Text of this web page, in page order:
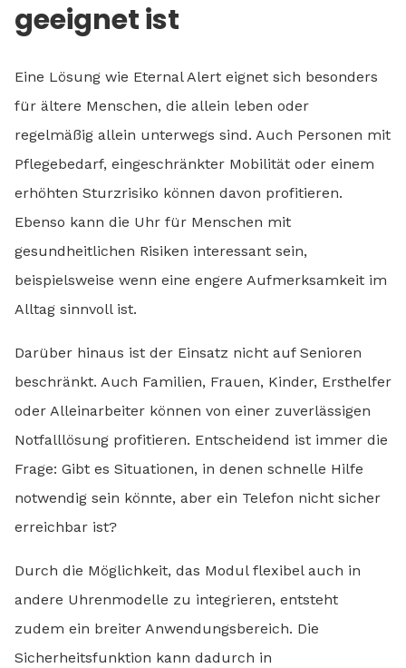
geeignet ist
Eine Lösung wie Eternal Alert eignet sich besonders
für ältere Menschen, die allein leben oder
regelmäßig allein unterwegs sind. Auch Personen mit
Pflegebedarf, eingeschränkter Mobilität oder einem
erhöhten Sturzrisiko können davon profitieren.
Ebenso kann die Uhr für Menschen mit
gesundheitlichen Risiken interessant sein,
beispielsweise wenn eine engere Aufmerksamkeit im
Alltag sinnvoll ist.
Darüber hinaus ist der Einsatz nicht auf Senioren
beschränkt. Auch Familien, Frauen, Kinder, Ersthelfer
oder Alleinarbeiter können von einer zuverlässigen
Notfalllösung profitieren. Entscheidend ist immer die
Frage: Gibt es Situationen, in denen schnelle Hilfe
notwendig sein könnte, aber ein Telefon nicht sicher
erreichbar ist?
Durch die Möglichkeit, das Modul flexibel auch in
andere Uhrenmodelle zu integrieren, entsteht
zudem ein breiter Anwendungsbereich. Die
Sicherheitsfunktion kann dadurch in